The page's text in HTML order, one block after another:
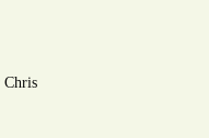
Chris